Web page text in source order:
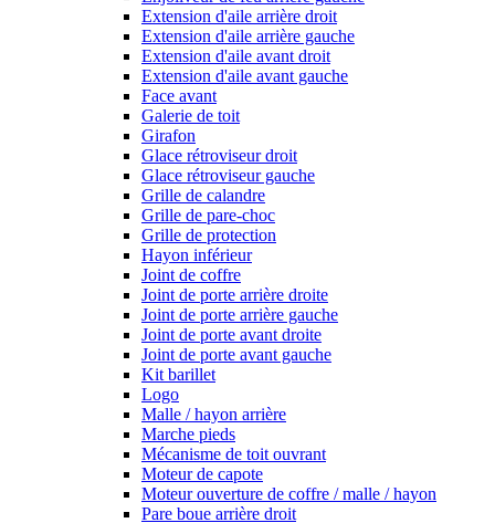
Extension d'aile arrière droit
Extension d'aile arrière gauche
Extension d'aile avant droit
Extension d'aile avant gauche
Face avant
Galerie de toit
Girafon
Glace rétroviseur droit
Glace rétroviseur gauche
Grille de calandre
Grille de pare-choc
Grille de protection
Hayon inférieur
Joint de coffre
Joint de porte arrière droite
Joint de porte arrière gauche
Joint de porte avant droite
Joint de porte avant gauche
Kit barillet
Logo
Malle / hayon arrière
Marche pieds
Mécanisme de toit ouvrant
Moteur de capote
Moteur ouverture de coffre / malle / hayon
Pare boue arrière droit